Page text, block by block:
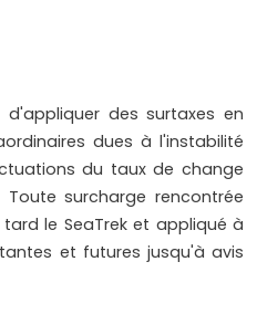
des surtaxes en
dues à l'instabilité
du taux de change
surcharge rencontrée
le SeaTrek et appliqué à
et futures jusqu'à avis